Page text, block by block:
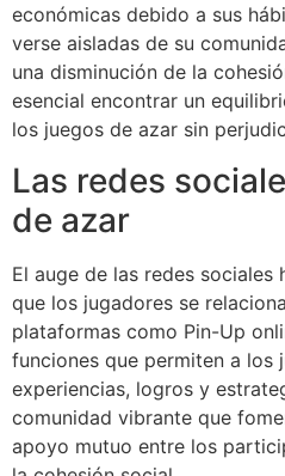
económicas debido a sus
verse aisladas de su
una disminución de la
esencial encontrar un
los juegos de azar sin
Las redes
de azar
El auge de las redes
que los jugadores se
plataformas como Pin-Up
funciones que permiten a los
experiencias, logros y
comunidad vibrante que
apoyo mutuo entre los